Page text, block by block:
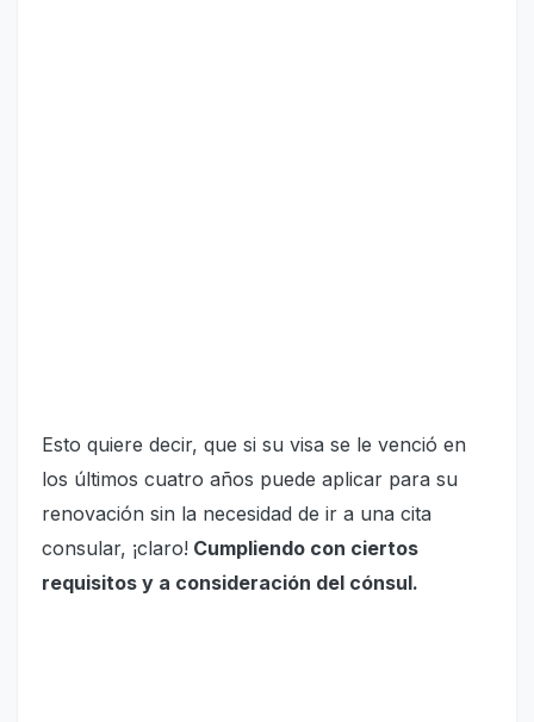
Esto quiere decir, que si su visa se le venció en
los últimos cuatro años puede aplicar para su
renovación sin la necesidad de ir a una cita
consular, ¡claro! Cumpliendo con ciertos
requisitos y a consideración del cónsul.